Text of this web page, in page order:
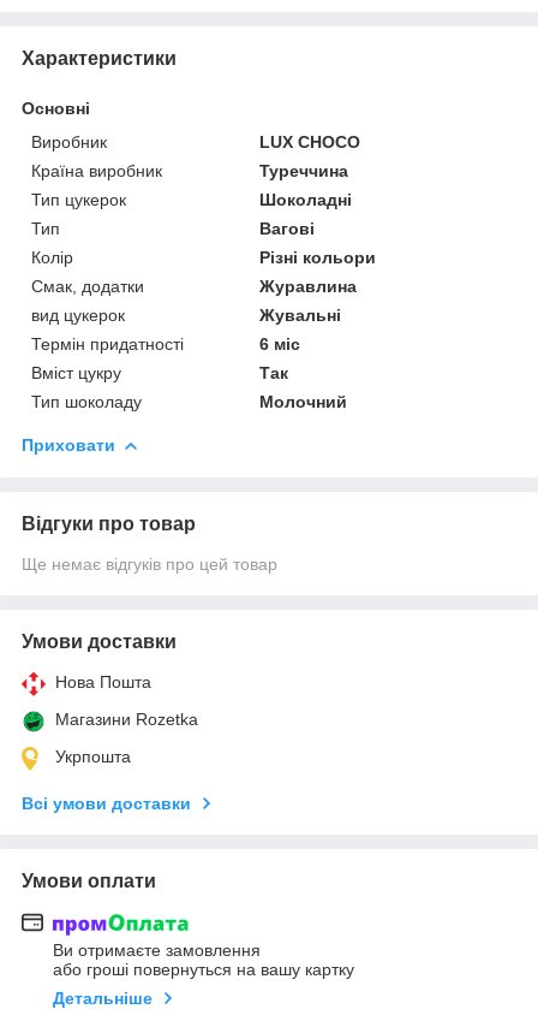
Характеристики
Основні
Виробник
LUX CHOCO
Країна виробник
Туреччина
Тип цукерок
Шоколадні
Тип
Вагові
Колір
Різні кольори
Смак, додатки
Журавлина
вид цукерок
Жувальні
Термін придатності
6 міс
Вміст цукру
Так
Тип шоколаду
Молочний
Приховати
Відгуки про товар
Ще немає відгуків про цей товар
Умови доставки
Нова Пошта
Магазини Rozetka
Укрпошта
Всі умови доставки
Умови оплати
Ви отримаєте замовлення
або гроші повернуться на вашу картку
Детальніше